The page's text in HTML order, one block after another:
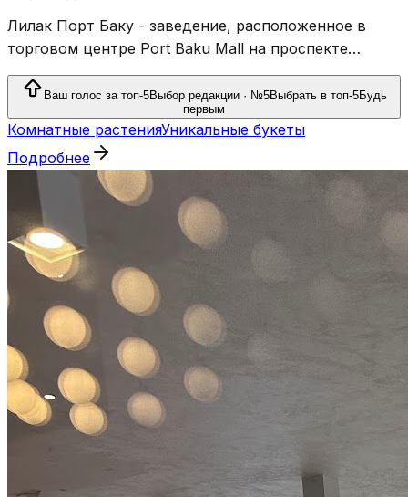
Лилак Порт Баку - заведение, расположенное в
торговом центре Port Baku Mall на проспекте
Нефтчиляр, Баку, Азербайджан.
Ваш голос за топ-5Выбор редакции · №5Выбрать в топ-5Будь
первым
Комнатные растенияУникальные букеты
Подробнее